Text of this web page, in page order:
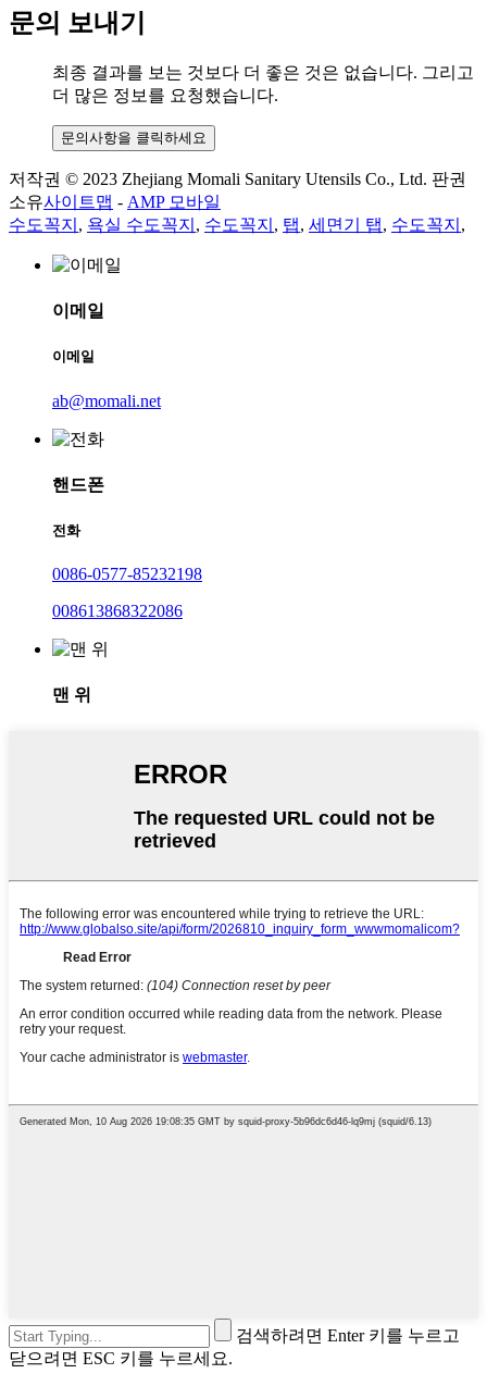
문의 보내기
최종 결과를 보는 것보다 더 좋은 것은 없습니다. 그리고
더 많은 정보를 요청했습니다.
문의사항을 클릭하세요
저작권 © 2023 Zhejiang Momali Sanitary Utensils Co., Ltd. 판권
소유사이트맵 - AMP 모바일
수도꼭지 , 욕실 수도꼭지 , 수도꼭지 , 탭, 세면기 탭, 수도꼭지 ,
이메일
이메일
ab@momali.net
핸드폰
전화
0086-0577-85232198
008613868322086
맨 위
검색하려면 Enter 키를 누르고
닫으려면 ESC 키를 누르세요.